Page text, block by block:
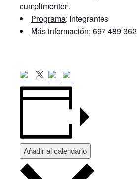
cumplimenten.
Programa: Integrantes
Más información: 697 489 362
Añadir al calendario